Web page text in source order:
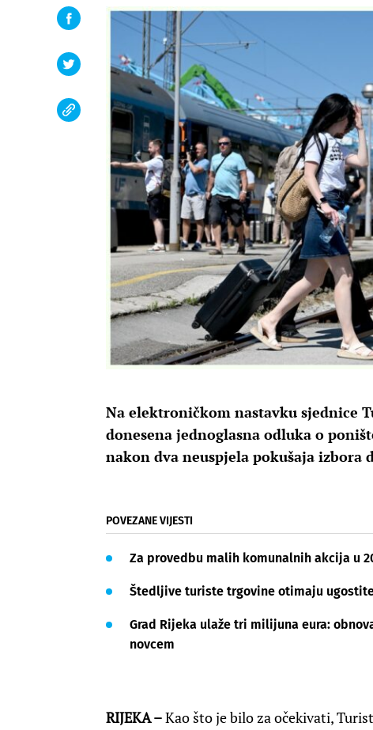
Na elektroničkom nastavku sjednice
donesena jednoglasna odluka o
nakon dva neuspjela pokušaja izbora
POVEZANE VIJESTI
Za provedbu malih komunalnih akcija u
Štedljive turiste trgovine otimaju
Grad Rijeka ulaže tri milijuna eura:
novcem
RIJEKA –Kao što je bilo za očekivati,